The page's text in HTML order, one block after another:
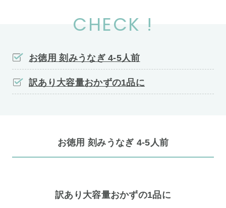
CHECK !
お徳用 刻みうなぎ 4-5人前
訳あり大容量おかずの1品に
お徳用 刻みうなぎ 4-5人前
訳あり大容量おかずの1品に